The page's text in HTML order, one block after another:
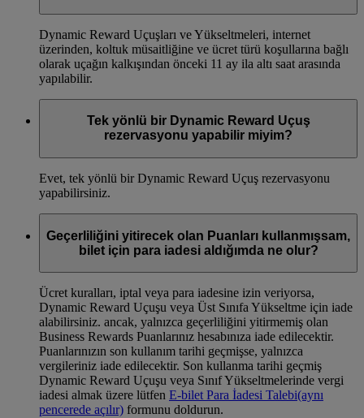
Dynamic Reward Uçuşları ve Yükseltmeleri, internet
üzerinden, koltuk müsaitliğine ve ücret türü koşullarına bağlı
olarak uçağın kalkışından önceki 11 ay ila altı saat arasında
yapılabilir.
Tek yönlü bir Dynamic Reward Uçuş
rezervasyonu yapabilir miyim?
Evet, tek yönlü bir Dynamic Reward Uçuş rezervasyonu
yapabilirsiniz.
Geçerliliğini yitirecek olan Puanları kullanmışsam,
bilet için para iadesi aldığımda ne olur?
Ücret kuralları, iptal veya para iadesine izin veriyorsa,
Dynamic Reward Uçuşu veya Üst Sınıfa Yükseltme için iade
alabilirsiniz. ancak, yalnızca geçerliliğini yitirmemiş olan
Business Rewards Puanlarınız hesabınıza iade edilecektir.
Puanlarınızın son kullanım tarihi geçmişse, yalnızca
vergileriniz iade edilecektir. Son kullanma tarihi geçmiş
Dynamic Reward Uçuşu veya Sınıf Yükseltmelerinde vergi
iadesi almak üzere lütfen E-bilet Para İadesi Talebi(aynı
pencerede açılır) formunu doldurun.